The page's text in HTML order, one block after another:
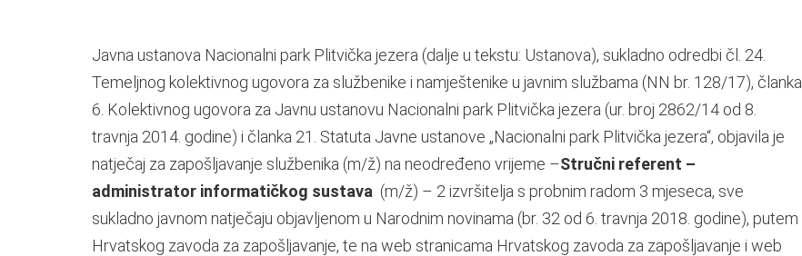
Javna ustanova Nacionalni park Plitvička jezera (dalje u tekstu: Ustanova), sukladno odredbi čl. 24.
Temeljnog kolektivnog ugovora za službenike i namještenike u javnim službama (NN br. 128/17), članka
6. Kolektivnog ugovora za Javnu ustanovu Nacionalni park Plitvička jezera (ur. broj 2862/14 od 8.
travnja 2014. godine) i članka 21. Statuta Javne ustanove „Nacionalni park Plitvička jezera“, objavila je
natječaj za zapošljavanje službenika (m/ž) na neodređeno vrijeme –Stručni referent –
administrator informatičkog sustava (m/ž) – 2 izvršitelja s probnim radom 3 mjeseca, sve
sukladno javnom natječaju objavljenom u Narodnim novinama (br. 32 od 6. travnja 2018. godine), putem
Hrvatskog zavoda za zapošljavanje, te na web stranicama Hrvatskog zavoda za zapošljavanje i web